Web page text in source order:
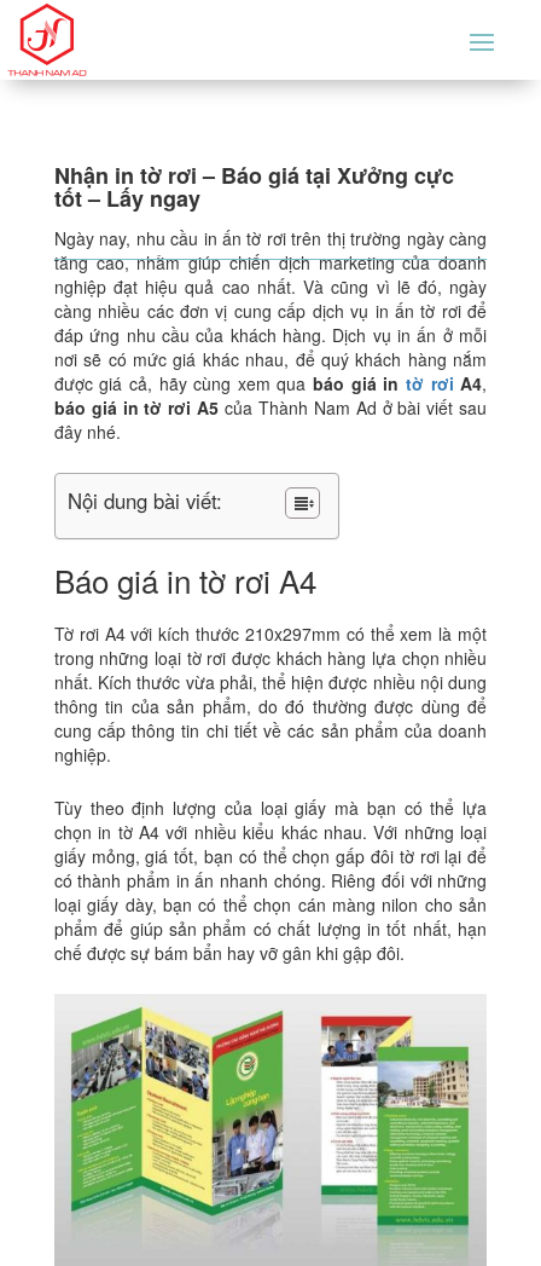
Nhận in tờ rơi – Báo giá tại Xưởng cực
tốt – Lấy ngay
Ngày nay, nhu cầu in ấn tờ rơi trên thị trường ngày càng
tăng cao, nhằm giúp chiến dịch marketing của doanh
nghiệp đạt hiệu quả cao nhất. Và cũng vì lẽ đó, ngày
càng nhiều các đơn vị cung cấp dịch vụ in ấn tờ rơi để
đáp ứng nhu cầu của khách hàng. Dịch vụ in ấn ở mỗi
nơi sẽ có mức giá khác nhau, để quý khách hàng nắm
được giá cả, hãy cùng xem quabáo giá in tờ rơi A4,
báo giá in tờ rơi A5 của Thành Nam Ad ở bài viết sau
đây nhé.
Nội dung bài viết:
Báo giá in tờ rơi A4
Tờ rơi A4 với kích thước 210x297mm có thể xem là một
trong những loại tờ rơi được khách hàng lựa chọn nhiều
nhất. Kích thước vừa phải, thể hiện được nhiều nội dung
thông tin của sản phẩm, do đó thường được dùng để
cung cấp thông tin chi tiết về các sản phẩm của doanh
nghiệp.
Tùy theo định lượng của loại giấy mà bạn có thể lựa
chọn in tờ A4 với nhiều kiểu khác nhau. Với những loại
giấy mỏng, giá tốt, bạn có thể chọn gấp đôi tờ rơi lại để
có thành phẩm in ấn nhanh chóng. Riêng đối với những
loại giấy dày, bạn có thể chọn cán màng nilon cho sản
phẩm để giúp sản phẩm có chất lượng in tốt nhất, hạn
chế được sự bám bẩn hay vỡ gân khi gập đôi.